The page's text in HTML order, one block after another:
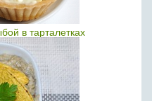
в тарталетках